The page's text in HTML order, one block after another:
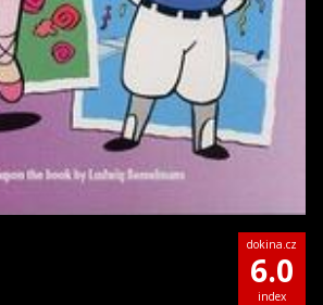
dokina.cz
6.0
index